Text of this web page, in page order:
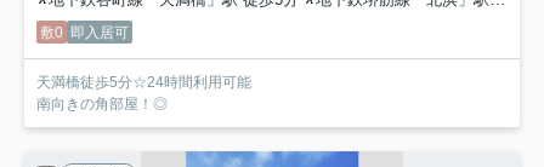
敷0 即入居可
天満橋徒歩5分☆24時間利用可能
南向きの角部屋！◎